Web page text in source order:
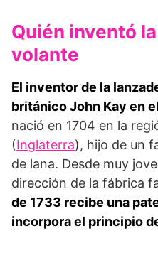
Quién inventó
volante
El inventor de la
británicoJohn Kay en
nació en 1704 en la
(Inglaterra), hijo de un
de lana. Desde muy
dirección de la fábrica
de 1733 recibe una
incorpora el principio